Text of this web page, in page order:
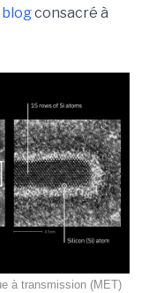
blogconsacré à
à transmission (MET)